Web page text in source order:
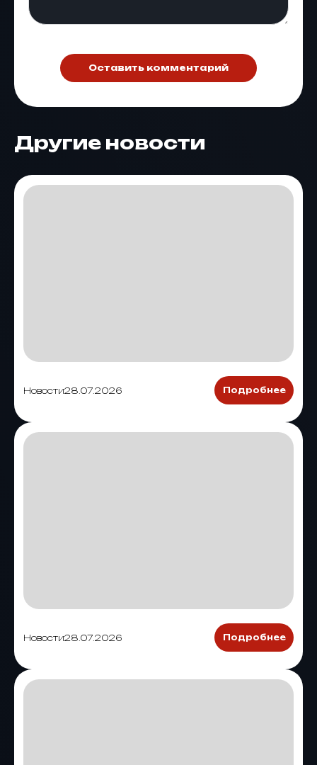
Оставить комментарий
Другие новости
Новости28.07.2026 Подробнее
Новости28.07.2026 Подробнее